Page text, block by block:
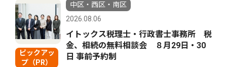
ピックアッ
プ（PR）
中区・西区・南区
2026.08.06
イトックス税理士・行政書士事務所 税
金、相続の無料相談会 ８月29日・30
日 事前予約制